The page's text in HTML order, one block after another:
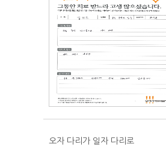
오자 다리가 일자 다리로